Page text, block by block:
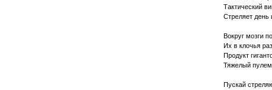
Тактический
Стреляет день
Вокруг мозги
Их в клочья
Продукт
Тяжелый
Пускай